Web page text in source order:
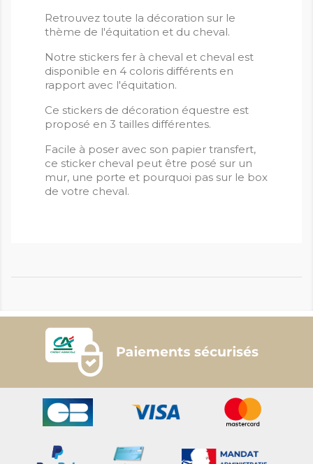
Retrouvez toute la décoration sur le
thème de l'équitation et du cheval.
Notre stickers fer à cheval et cheval est
disponible en 4 coloris différents en
rapport avec l'équitation.
Ce stickers de décoration équestre est
proposé en 3 tailles différentes.
Facile à poser avec son papier transfert,
ce sticker cheval peut être posé sur un
mur, une porte et pourquoi pas sur le box
de votre cheval.